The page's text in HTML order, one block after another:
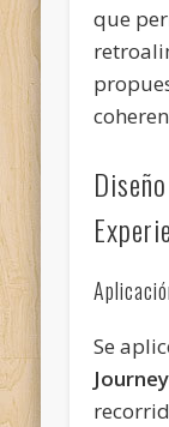
que
Se